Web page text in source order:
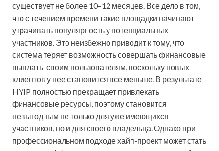
существует не более 10–12 месяцев. Все дело в том,
что с течением времени такие площадки начинают
утрачивать популярность у потенциальных
участников. Это неизбежно приводит к тому, что
система теряет возможность совершать финансовые
выплаты своим пользователям, поскольку новых
клиентов у нее становится все меньше. В результате
HYIP полностью прекращает привлекать
финансовые ресурсы, поэтому становится
невыгодным не только для уже имеющихся
участников, но и для своего владельца. Однако при
профессиональном подходе хайп-проект может стать